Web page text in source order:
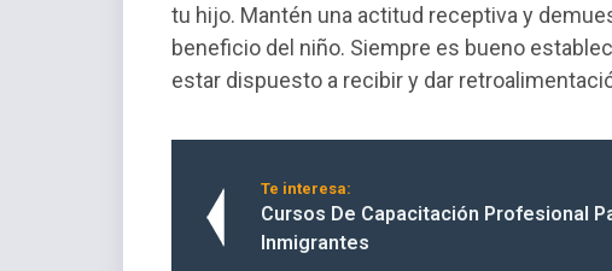
tu hijo. Mantén una actitud receptiva y
beneficio del niño. Siempre es bueno
estar dispuesto a recibir y dar
Te interesa:
Cursos De Capacitación Profesional
Inmigrantes